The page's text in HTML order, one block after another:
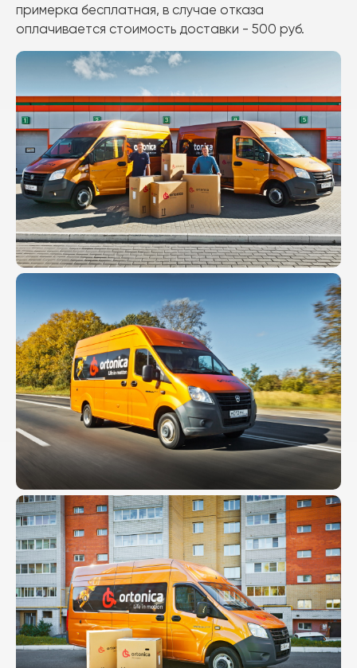
примерка бесплатная, в случае отказа
оплачивается стоимость доставки - 500 руб.